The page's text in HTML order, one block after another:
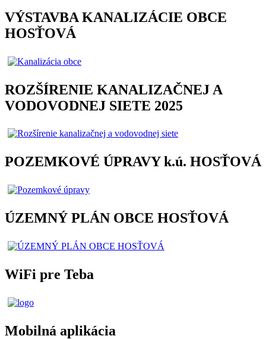
VÝSTAVBA KANALIZÁCIE OBCE
HOSŤOVÁ
ROZŠÍRENIE KANALIZAČNEJ A
VODOVODNEJ SIETE 2025
POZEMKOVÉ ÚPRAVY k.ú. HOSŤOVÁ
ÚZEMNÝ PLÁN OBCE HOSŤOVÁ
WiFi pre Teba
Mobilná aplikácia